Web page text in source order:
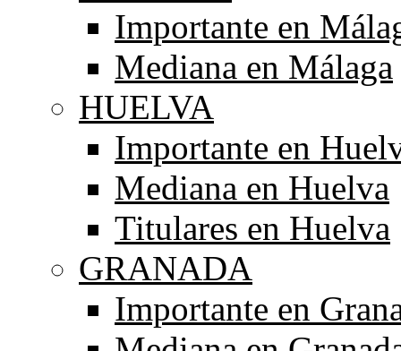
Importante en
Mediana en Málaga
HUELVA
Importante en
Mediana en Huelva
Titulares en Huelva
GRANADA
Importante en